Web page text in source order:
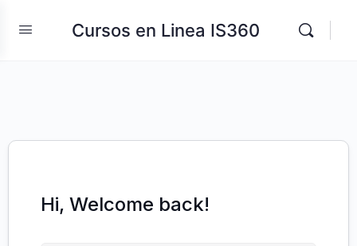
Cursos en Linea IS360
Hi, Welcome back!